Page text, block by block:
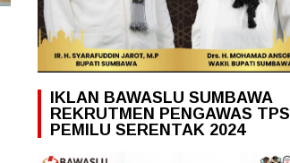
IKLAN BAWASLU SUMBAWA
REKRUTMEN PENGAWAS TPS
PEMILU SERENTAK 2024